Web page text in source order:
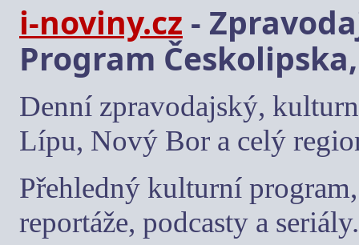
i-noviny.cz -
Program
Denní zpravodajský,
Lípu, Nový Bor a celý
Přehledný kulturní
reportáže, podcasty a seriály.